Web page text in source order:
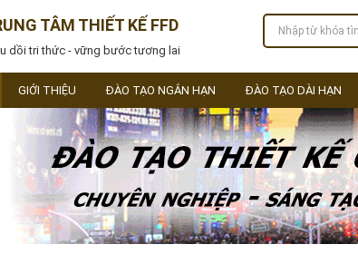
TÂM THIẾT KẾ FFD
dồi tri thức - vững bước tương lai
GIỚI THIỆU ĐÀO TẠO NGẮN HẠN ĐÀO TẠO DÀI HẠN